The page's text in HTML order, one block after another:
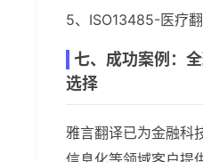
5、ISO13485-医疗
七、成功案例：
选择
雅言翻译已为金融科